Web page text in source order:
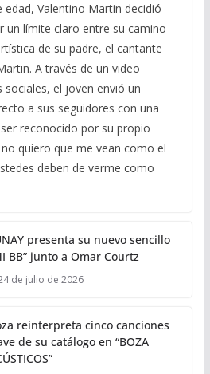
edad, Valentino Martin decidió
un límite claro entre su camino
de su padre, el cantante
A través de un video
sociales, el joven envió un
a sus seguidores con una
reconocido por su propio
quiero que me vean como el
deben de verme como
presenta su nuevo sencillo
BB” junto a Omar Courtz
de julio de 2026
reinterpreta cinco canciones
de su catálogo en “BOZA